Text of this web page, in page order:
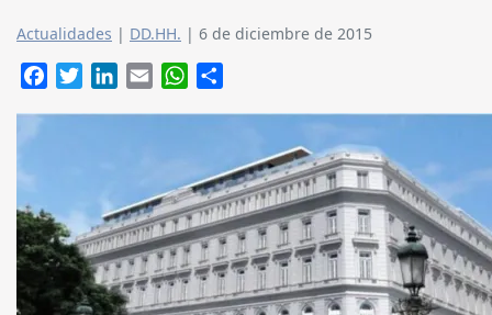
Actualidades | DD.HH. | 6 de diciembre de 2015
FacebookTwitterLinkedIn
Email WhatsApp